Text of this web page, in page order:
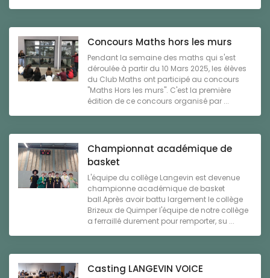
Concours Maths hors les murs
Pendant la semaine des maths qui s'est
déroulée à partir du 10 Mars 2025, les élèves
du Club Maths ont participé au concours
"Maths Hors les murs". C'est la première
édition de ce concours organisé par ...
Championnat académique de
basket
L'équipe du collège Langevin est devenue
championne académique de basket
ball.Après avoir battu largement le collège
Brizeux de Quimper l'équipe de notre collège
a ferraillé durement pour remporter, su ...
Casting LANGEVIN VOICE